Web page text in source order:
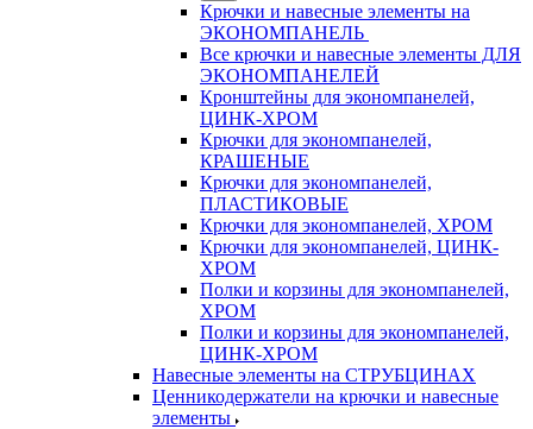
Крючки и навесные элементы на
ЭКОНОМПАНЕЛЬ
Все крючки и навесные элементы ДЛЯ
ЭКОНОМПАНЕЛЕЙ
Кронштейны для экономпанелей,
ЦИНК-ХРОМ
Крючки для экономпанелей,
КРАШЕНЫЕ
Крючки для экономпанелей,
ПЛАСТИКОВЫЕ
Крючки для экономпанелей, ХРОМ
Крючки для экономпанелей, ЦИНК-
ХРОМ
Полки и корзины для экономпанелей,
ХРОМ
Полки и корзины для экономпанелей,
ЦИНК-ХРОМ
Навесные элементы на СТРУБЦИНАХ
Ценникодержатели на крючки и навесные
элементы